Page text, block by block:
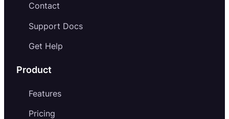
Contact
Support Docs
Get Help
Product
Features
Pricing